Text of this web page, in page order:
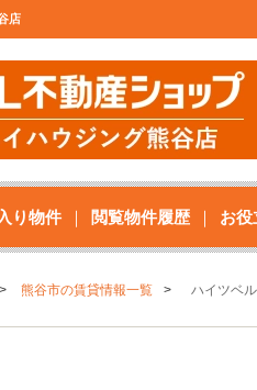
店
り物件 閲覧物件履歴 お役
熊谷市の賃貸情報一覧 ハイツベ